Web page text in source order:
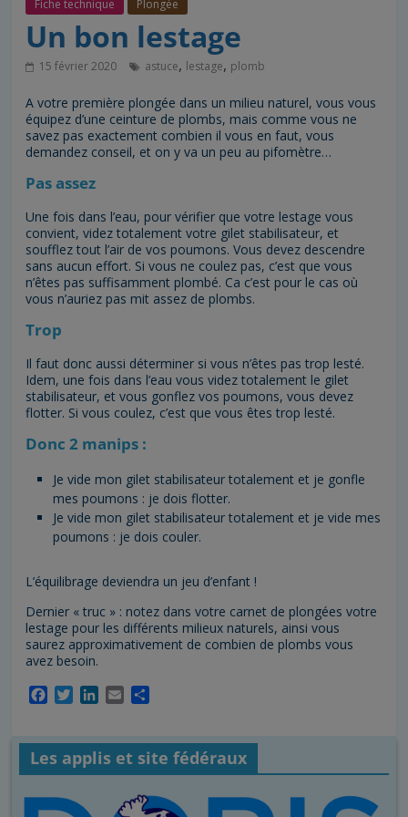
Fiche technique Plongée
Un bon lestage
15 février 2020 astuce, lestage, plomb
A votre première plongée dans un milieu naturel, vous vous
équipez d’une ceinture de plombs, mais comme vous ne
savez pas exactement combien il vous en faut, vous
demandez conseil, et on y va un peu au pifomètre…
Pas assez
Une fois dans l’eau, pour vérifier que votre lestage vous
convient, videz totalement votre gilet stabilisateur, et
soufflez tout l’air de vos poumons. Vous devez descendre
sans aucun effort. Si vous ne coulez pas, c’est que vous
n’êtes pas suffisamment plombé. Ca c’est pour le cas où
vous n’auriez pas mit assez de plombs.
Trop
Il faut donc aussi déterminer si vous n’êtes pas trop lesté.
Idem, une fois dans l’eau vous videz totalement le gilet
stabilisateur, et vous gonflez vos poumons, vous devez
flotter. Si vous coulez, c’est que vous êtes trop lesté.
Donc 2 manips :
Je vide mon gilet stabilisateur totalement et je gonfle
mes poumons : je dois flotter.
Je vide mon gilet stabilisateur totalement et je vide mes
poumons : je dois couler.
L’équilibrage deviendra un jeu d’enfant !
Dernier « truc » : notez dans votre carnet de plongées votre
lestage pour les différents milieux naturels, ainsi vous
saurez approximativement de combien de plombs vous
avez besoin.
e
b
o
T
t
t
r
k
e
i
l
t
a
e
Les applis et site fédéraux